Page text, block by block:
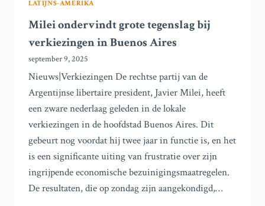
LATIJNS-AMERIKA
Milei ondervindt grote tegenslag bij
verkiezingen in Buenos Aires
september 9, 2025
Nieuws|Verkiezingen De rechtse partij van de
Argentijnse libertaire president, Javier Milei, heeft
een zware nederlaag geleden in de lokale
verkiezingen in de hoofdstad Buenos Aires. Dit
gebeurt nog voordat hij twee jaar in functie is, en het
is een significante uiting van frustratie over zijn
ingrijpende economische bezuinigingsmaatregelen.
De resultaten, die op zondag zijn aangekondigd,…